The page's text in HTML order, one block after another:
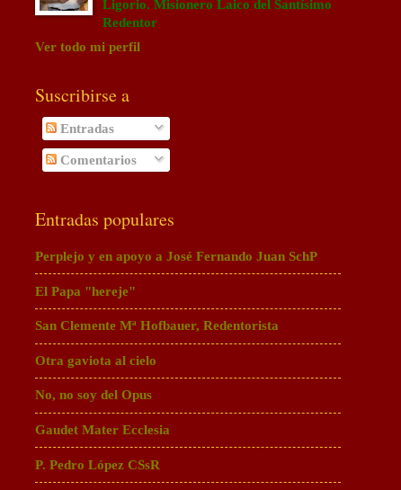
Ligorio. Misionero Laico del Santísimo
Redentor
Ver todo mi perfil
Suscribirse a
Entradas
Comentarios
Entradas populares
Perplejo y en apoyo a José Fernando Juan SchP
El Papa "hereje"
San Clemente Mª Hofbauer, Redentorista
Otra gaviota al cielo
No, no soy del Opus
Gaudet Mater Ecclesia
P. Pedro López CSsR